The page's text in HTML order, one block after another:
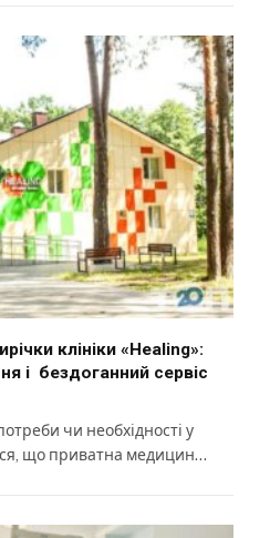
клініки «Healing»:
і бездоганний сервіс
чи необхідності у
що приватна медицин…